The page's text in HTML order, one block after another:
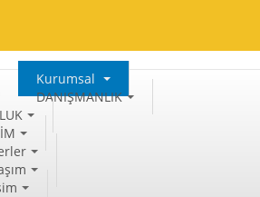
Kurumsal
DANIŞMANLIK